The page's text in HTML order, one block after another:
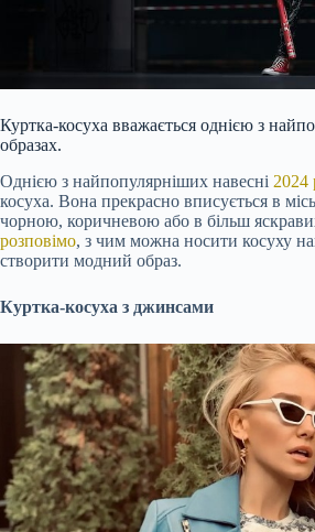
Куртка-косуха вважається однією з
образах.
Однією з найпопулярніших навесні 2024
косуха. Вона прекрасно вписується в
чорною, коричневою або в більш
розповімо, з чим можна носити косуху
створити модний образ.
Куртка-косуха з джинсами